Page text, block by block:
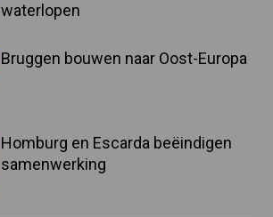
waterlopen
Bruggen bouwen naar Oost-Europa
Homburg en Escarda beëindigen
samenwerking